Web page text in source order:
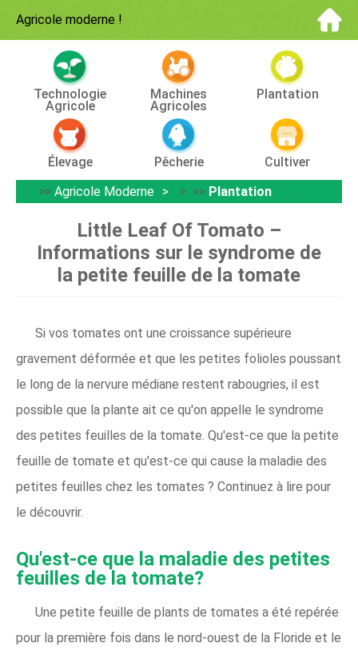
Agricole moderne !
Technologie
Agricole
Machines
Agricoles
Plantation
Élevage Pêcherie
Cultiver
>> Agricole Moderne > >> Plantation
Little Leaf Of Tomato –
Informations sur le syndrome de
la petite feuille de la tomate
Si vos tomates ont une croissance supérieure
gravement déformée et que les petites folioles poussant
le long de la nervure médiane restent rabougries, il est
possible que la plante ait ce qu'on appelle le syndrome
des petites feuilles de la tomate. Qu'est-ce que la petite
feuille de tomate et qu'est-ce qui cause la maladie des
petites feuilles chez les tomates ? Continuez à lire pour
le découvrir.
Qu'est-ce que la maladie des petites
feuilles de la tomate?
Une petite feuille de plants de tomates a été repérée
pour la première fois dans le nord-ouest de la Floride et le